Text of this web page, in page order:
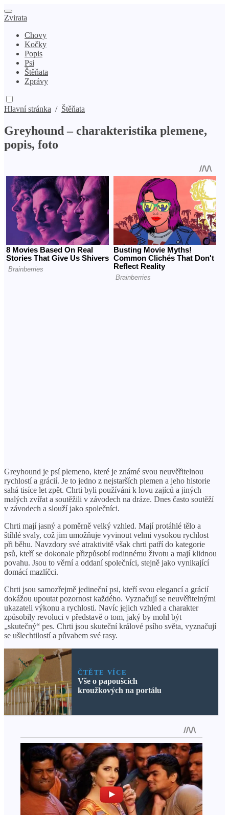
Zvirata
Chovy
Kočky
Popis
Psi
Štěňata
Zprávy
Hlavní stránka / Štěňata
Greyhound – charakteristika plemene,
popis, foto
Greyhound je psí plemeno, které je známé svou neuvěřitelnou
rychlostí a grácií. Je to jedno z nejstarších plemen a jeho historie
sahá tisíce let zpět. Chrti byli používáni k lovu zajíců a jiných
malých zvířat a soutěžili v závodech na dráze. Dnes často soutěží
v závodech a slouží jako společníci.
Chrti mají jasný a poměrně velký vzhled. Mají protáhlé tělo a
štíhlé svaly, což jim umožňuje vyvinout velmi vysokou rychlost
při běhu. Navzdory své atraktivitě však chrti patří do kategorie
psů, kteří se dokonale přizpůsobí rodinnému životu a mají klidnou
povahu. Jsou to věrní a oddaní společníci, stejně jako vynikající
domácí mazlíčci.
Chrti jsou samozřejmě jedineční psi, kteří svou elegancí a grácií
dokážou upoutat pozornost každého. Vyznačují se neuvěřitelnými
ukazateli výkonu a rychlosti. Navíc jejich vzhled a charakter
způsobily revoluci v představě o tom, jaký by mohl být
„skutečný“ pes. Chrti jsou skuteční králové psího světa, vyznačují
se ušlechtilostí a půvabem své rasy.
ČTĚTE VÍCE
Vše o papoušcích
kroužkových na portálu